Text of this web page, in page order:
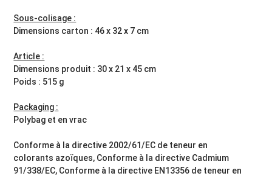
Sous-colisage :
Dimensions carton : 46 x 32 x 7 cm
Article :
Dimensions produit : 30 x 21 x 45 cm
Poids : 515 g
Packaging :
Polybag et en vrac
Conforme à la directive 2002/61/EC de teneur en
colorants azoïques, Conforme à la directive Cadmium
91/338/EC, Conforme à la directive EN13356 de teneur en